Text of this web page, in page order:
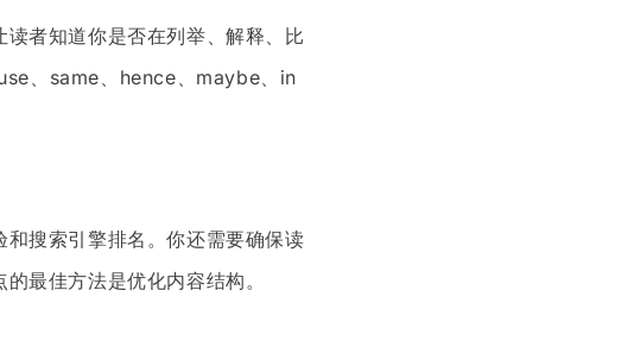
者知道你是否在列举、解释、比
、same、hence、maybe、in
搜索引擎排名。你还需要确保读
最佳方法是优化内容结构。